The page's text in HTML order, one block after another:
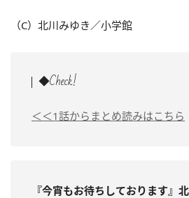
（C）北川みゆき／小学館
◆Check!
＜＜1話からまとめ読みはこちら
『今宵もお待ちしております』